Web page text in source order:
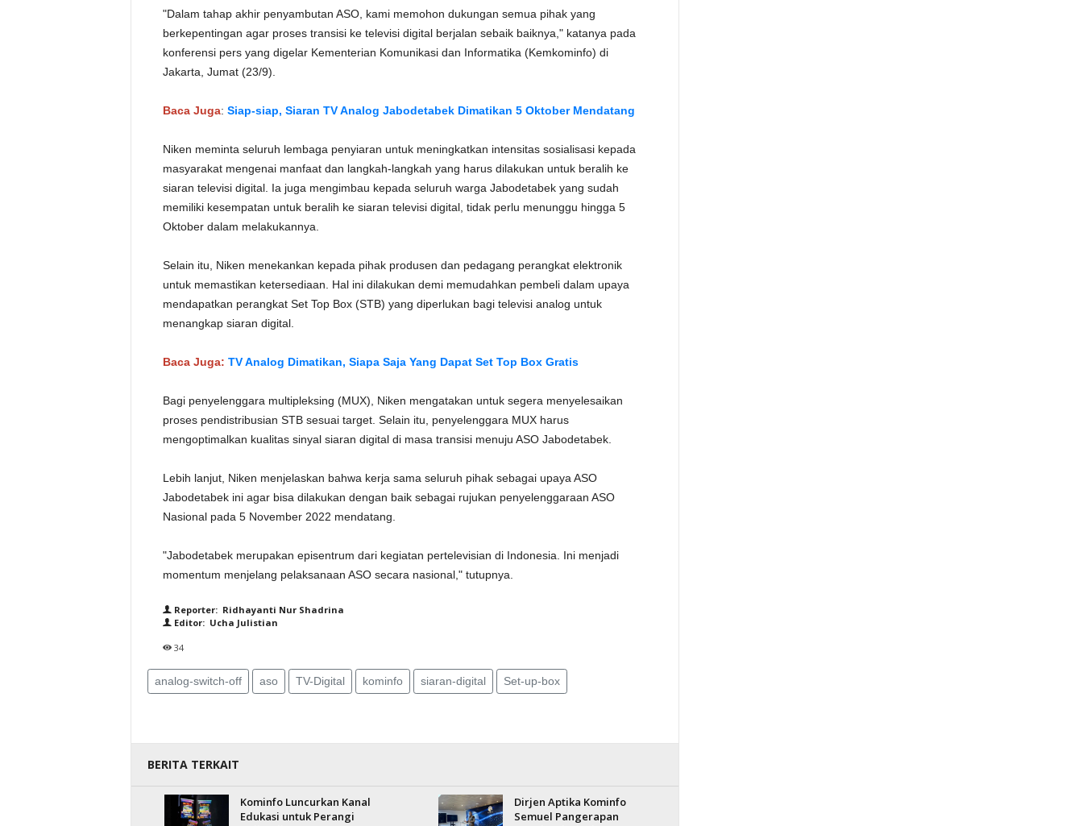
"Dalam tahap akhir penyambutan ASO, kami memohon dukungan semua pihak yang
berkepentingan agar proses transisi ke televisi digital berjalan sebaik baiknya," katanya pada
konferensi pers yang digelar Kementerian Komunikasi dan Informatika (Kemkominfo) di
Jakarta, Jumat (23/9).
Baca Juga: Siap-siap, Siaran TV Analog Jabodetabek Dimatikan 5 Oktober Mendatang
Niken meminta seluruh lembaga penyiaran untuk meningkatkan intensitas sosialisasi kepada
masyarakat mengenai manfaat dan langkah-langkah yang harus dilakukan untuk beralih ke
siaran televisi digital. Ia juga mengimbau kepada seluruh warga Jabodetabek yang sudah
memiliki kesempatan untuk beralih ke siaran televisi digital, tidak perlu menunggu hingga 5
Oktober dalam melakukannya.
Selain itu, Niken menekankan kepada pihak produsen dan pedagang perangkat elektronik
untuk memastikan ketersediaan. Hal ini dilakukan demi memudahkan pembeli dalam upaya
mendapatkan perangkat Set Top Box (STB) yang diperlukan bagi televisi analog untuk
menangkap siaran digital.
Baca Juga: TV Analog Dimatikan, Siapa Saja Yang Dapat Set Top Box Gratis
Bagi penyelenggara multipleksing (MUX), Niken mengatakan untuk segera menyelesaikan
proses pendistribusian STB sesuai target. Selain itu, penyelenggara MUX harus
mengoptimalkan kualitas sinyal siaran digital di masa transisi menuju ASO Jabodetabek.
Lebih lanjut, Niken menjelaskan bahwa kerja sama seluruh pihak sebagai upaya ASO
Jabodetabek ini agar bisa dilakukan dengan baik sebagai rujukan penyelenggaraan ASO
Nasional pada 5 November 2022 mendatang.
"Jabodetabek merupakan episentrum dari kegiatan pertelevisian di Indonesia. Ini menjadi
momentum menjelang pelaksanaan ASO secara nasional," tutupnya.
Reporter: Ridhayanti Nur Shadrina
Editor: Ucha Julistian
34
analog-switch-off aso TV-Digital kominfo siaran-digital Set-up-box
BERITA TERKAIT
Kominfo Luncurkan Kanal
Edukasi untuk Perangi
Dirjen Aptika Kominfo
Semuel Pangerapan